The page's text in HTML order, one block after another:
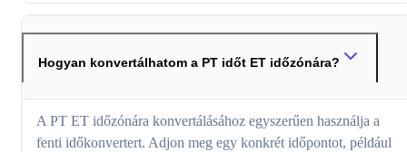
Hogyan konvertálhatom a PT időt ET időzónára?
A PT ET időzónára konvertálásához egyszerűen használja a
fenti időkonvertert. Adjon meg egy konkrét időpontot, például